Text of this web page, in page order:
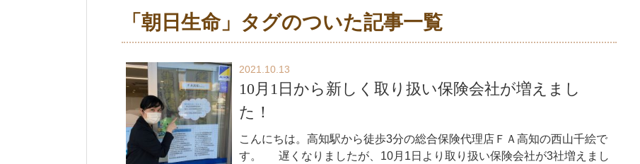
「朝日生命」タグのついた記事一覧
2021.10.13
10月1日から新しく取り扱い保険会社が増えまし
た！
こんにちは。高知駅から徒歩3分の総合保険代理店ＦＡ高知の西山千絵で
す。 遅くなりましたが、10月1日より取り扱い保険会社が3社増えまし